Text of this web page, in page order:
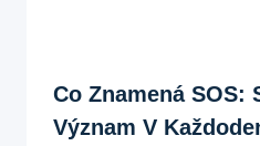
Co Znamená SOS:
Význam V